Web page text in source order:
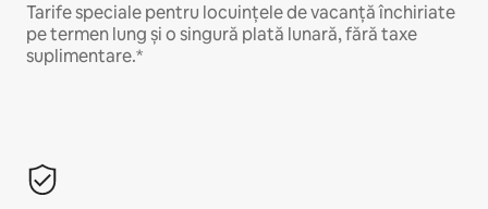
Tarife speciale pentru locuințele de vacanță închiriate
pe termen lung și o singură plată lunară, fără taxe
suplimentare.*